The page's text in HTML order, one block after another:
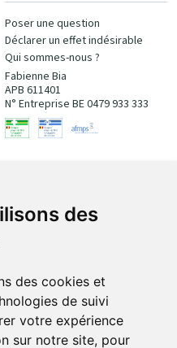
des
des cookies et
de suivi
votre expérience
sur notre site, pour
Poser une question
Déclarer un effet indésirable
Qui sommes-nous ?
Fabienne Bia
APB 611401
N° Entreprise BE 0479 933 333
100% sécurisé
Retrait et livraison